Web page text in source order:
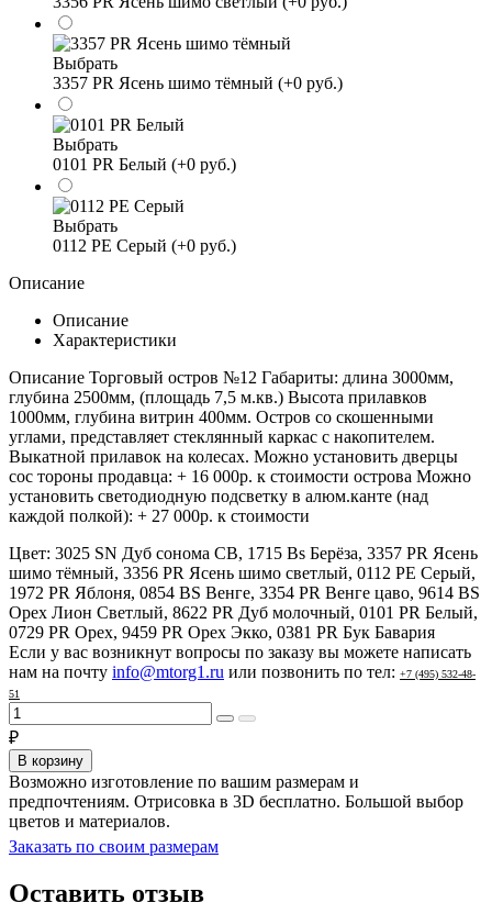
Выбрать
3357 PR Ясень шимо тёмный (+0 руб.)
Выбрать
0101 PR Белый (+0 руб.)
Выбрать
0112 PE Серый (+0 руб.)
Описание
Описание
Характеристики
Описание Торговый остров №12 Габариты: длина 3000мм,
глубина 2500мм, (площадь 7,5 м.кв.) Высота прилавков
1000мм, глубина витрин 400мм. Остров со скошенными
углами, представляет стеклянный каркас с накопителем.
Выкатной прилавок на колесах. Можно установить дверцы
сос тороны продавца: + 16 000р. к стоимости острова Можно
установить светодиодную подсветку в алюм.канте (над
каждой полкой): + 27 000р. к стоимости
Цвет: 3025 SN Дуб сонома СВ, 1715 Bs Берёза, 3357 PR Ясень
шимо тёмный, 3356 PR Ясень шимо светлый, 0112 PE Серый,
1972 PR Яблоня, 0854 BS Венге, 3354 PR Венге цаво, 9614 BS
Орех Лион Светлый, 8622 PR Дуб молочный, 0101 PR Белый,
0729 PR Орех, 9459 PR Орех Экко, 0381 PR Бук Бавария
Если у вас возникнут вопросы по заказу вы можете написать
нам на почту info@mtorg1.ru или позвонить по тел: +7 (495) 532-48-
51
₽
В корзину
Возможно изготовление по вашим размерам и
предпочтениям. Отрисовка в 3D бесплатно. Большой выбор
цветов и материалов.
Заказать по своим размерам
Оставить отзыв